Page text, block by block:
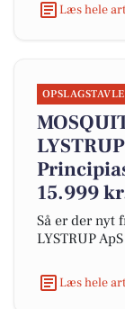
Læs hele
15.999
Så er der nyt
LYSTRUP ApS
Læs hele